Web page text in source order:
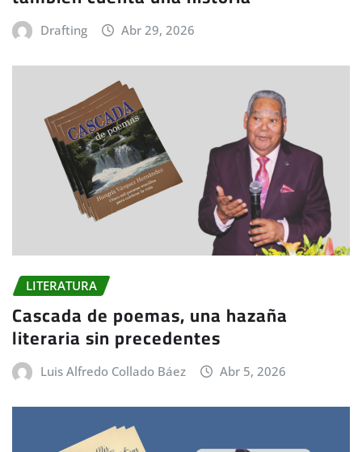
Drafting Abr 29, 2026
LITERATURA
Cascada de poemas, una hazaña
literaria sin precedentes
Luis Alfredo Collado Báez Abr 5, 2026